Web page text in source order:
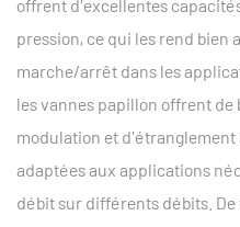
offrent d'excellentes
pression, ce qui les rend bien
marche/arrêt dans les
les vannes papillon offrent de
modulation et d'étranglement
adaptées aux applications
débit sur différents débits. De